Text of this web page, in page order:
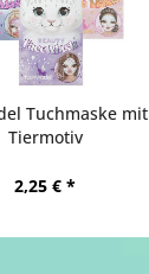
Tuchmaske mit
Tiermotiv
2,25 € *